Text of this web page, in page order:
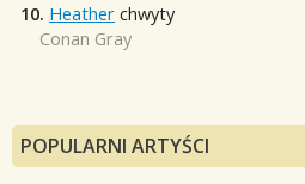
10. Heather chwyty
Conan Gray
POPULARNI ARTYŚCI